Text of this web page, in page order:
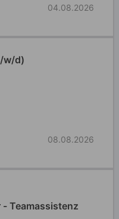
04.08.2026
w/d)
08.08.2026
Teamassistenz